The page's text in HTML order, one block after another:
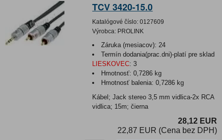
TCV 3420-15.0
Katalógové číslo: 0127609
Výrobca: PROLINK
Záruka (mesiacov): 24
Termín dodania(prac.dni)-platí pre sklad
LIESKOVEC: 3
Hmotnosť:0,7286 kg
Hmotnosť balenia:0,7286 kg
Kábel; Jack stereo 3,5 mm vidlica-2x RCA
vidlica; 15m; čierna
28,12 EUR
22,87 EUR (Cena bez DPH)